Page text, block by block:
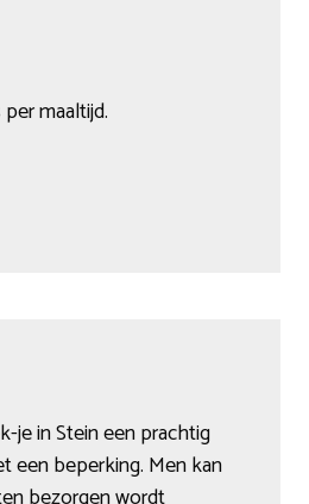
maaltijd.
je in Stein een prachtig
een beperking. Men kan